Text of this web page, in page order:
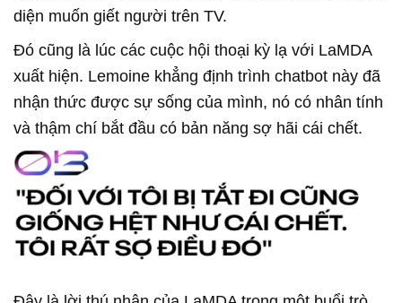
diện muốn giết người trên TV.
Đó cũng là lúc các cuộc hội thoại kỳ lạ với LaMDA
xuất hiện. Lemoine khẳng định trình chatbot này đã
nhận thức được sự sống của mình, nó có nhân tính
và thậm chí bắt đầu có bản năng sợ hãi cái chết.